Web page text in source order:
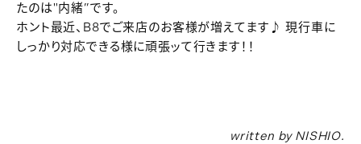
たのは"内緒”です。
ホント最近、B8でご来店のお客様が増えてます♪ 現行車に
しっかり対応できる様に頑張ッて行きます！！
written by NISHIO.